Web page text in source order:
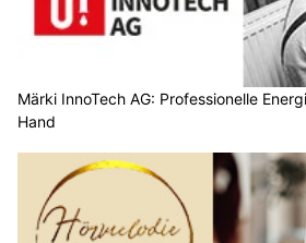
Märki InnoTech AG: Professionelle
Hand